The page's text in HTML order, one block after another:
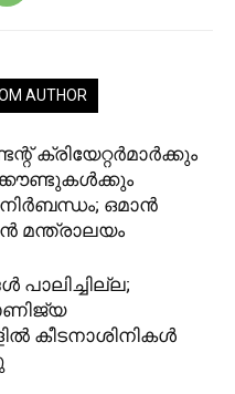
AUTHOR
ക്രിയേറ്റർമാർക്കും
ഒമാൻ
മന്ത്രാലയം
പാലിച്ചില്ല;
കീടനാശിനികൾ